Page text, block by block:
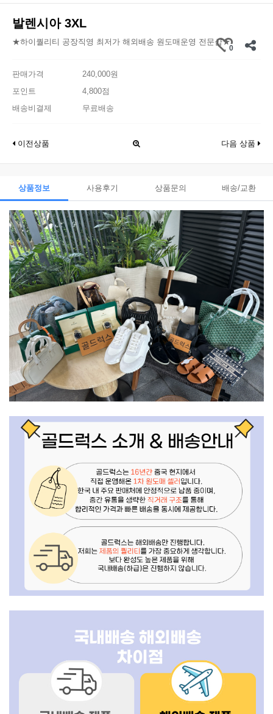
발렌시아 3XL
★하이퀄리티 공장직영 최저가 해외배송 원도매운영 전문샵★
0
판매가격
240,000원
포인트
4,800점
배송비결제
무료배송
이전상품 다음 상품
상품정보 사용후기 상품문의 배송/교환